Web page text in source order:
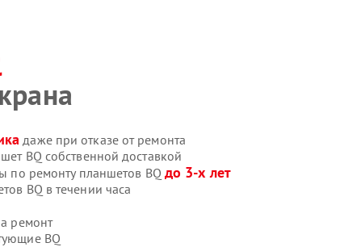
даже при отказе от ремонта
BQ собственной доставкой
по ремонту планшетов BQ до 3-х лет
BQ в течении часа
ремонт
BQ